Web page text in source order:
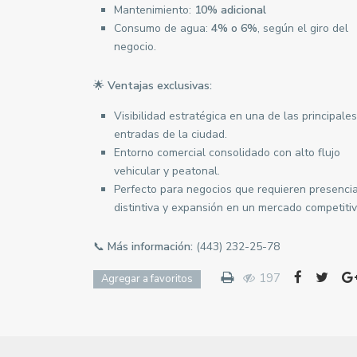
Mantenimiento: 10% adicional
Consumo de agua: 4% o 6%, según el giro del
negocio.
🌟 Ventajas exclusivas:
Visibilidad estratégica en una de las principales
entradas de la ciudad.
Entorno comercial consolidado con alto flujo
vehicular y peatonal.
Perfecto para negocios que requieren
distintiva y expansión en un mercado
📞 Más información: (443) 232-25-78
Agregar a favoritos 197